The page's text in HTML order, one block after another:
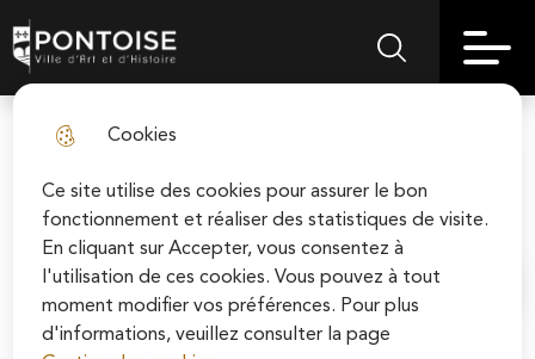
Cookies
Ce site utilise des cookies pour assurer le bon
fonctionnement et réaliser des statistiques de visite.
En cliquant sur Accepter, vous consentez à
l'utilisation de ces cookies. Vous pouvez à tout
moment modifier vos préférences. Pour plus
d'informations, veuillez consulter la page
to
menu
Skip to
search
Skip to
site map
Pontoise | Ville d'art et d'histoireMenu principalRechercher sur
et Solidaire - Novembre 2024